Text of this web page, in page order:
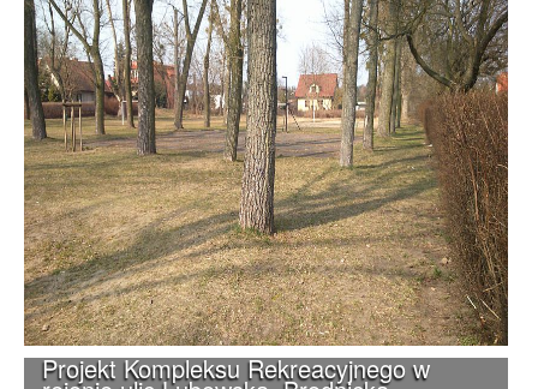
Projekt Kompleksu Rekreacyjnego w